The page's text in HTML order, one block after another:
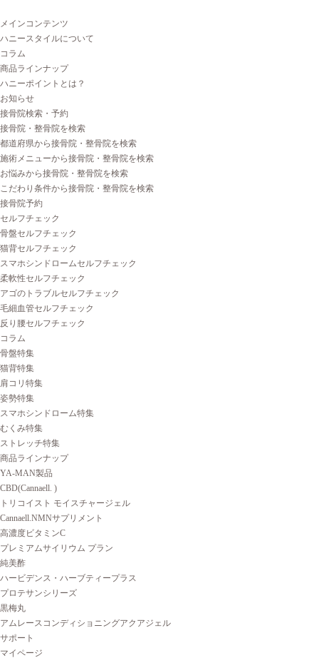
メインコンテンツ
ハニースタイルについて
コラム
商品ラインナップ
ハニーポイントとは？
お知らせ
接骨院検索・予約
接骨院・整骨院を検索
都道府県から接骨院・整骨院を検索
施術メニューから接骨院・整骨院を検索
お悩みから接骨院・整骨院を検索
こだわり条件から接骨院・整骨院を検索
接骨院予約
セルフチェック
骨盤セルフチェック
猫背セルフチェック
スマホシンドロームセルフチェック
柔軟性セルフチェック
アゴのトラブルセルフチェック
毛細血管セルフチェック
反り腰セルフチェック
コラム
骨盤特集
猫背特集
肩コリ特集
姿勢特集
スマホシンドローム特集
むくみ特集
ストレッチ特集
商品ラインナップ
YA-MAN製品
CBD(Cannaell. )
トリコイスト モイスチャージェル
Cannaell.NMNサプリメント
高濃度ビタミンC
プレミアムサイリウム プラン
純美酢
ハービデンス・ハーブティープラス
プロテサンシリーズ
黒梅丸
アムレースコンディショニングアクアジェル
サポート
マイページ